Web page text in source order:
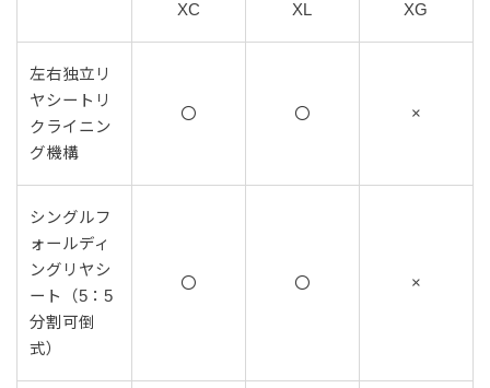
XC XL XG
左右独立リ
ヤシートリ
クライニン
グ機構
〇 〇 ×
シングルフ
ォールディ
ングリヤシ
ート（5：5
分割可倒
式）
〇 〇 ×